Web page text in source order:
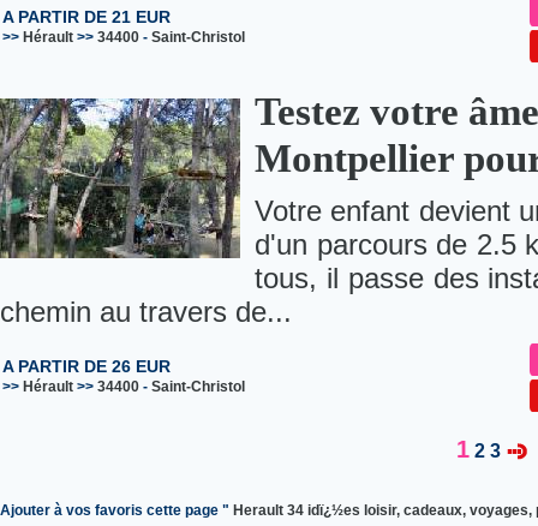
A PARTIR DE 21 EUR
>> Hérault >> 34400 - Saint-Christol
Testez votre
Montpellier
Votre enfant devient
d'un parcours de 2.5
tous, il passe des
chemin au travers de...
A PARTIR DE 26 EUR
>> Hérault >> 34400 - Saint-Christol
1 2 3
Ajouter à vos favoris cette page " Herault 34 idï¿½es loisir, cadeaux, voyages,